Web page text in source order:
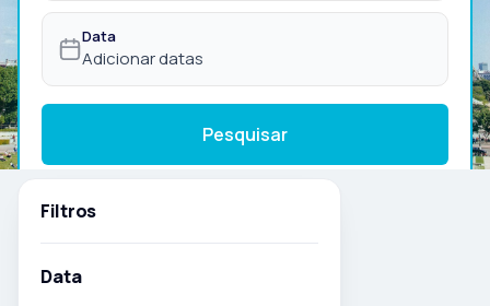
Data
Adicionar datas
Pesquisar
Filtros
Data